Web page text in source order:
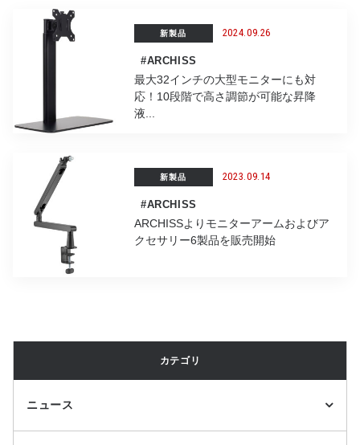
新製品 2024.09.26
#ARCHISS
最大32インチの大型モニターにも対
応！10段階で高さ調節が可能な昇降
液...
新製品 2023.09.14
#ARCHISS
ARCHISSよりモニターアームおよびア
クセサリー6製品を販売開始
カテゴリ
ニュース